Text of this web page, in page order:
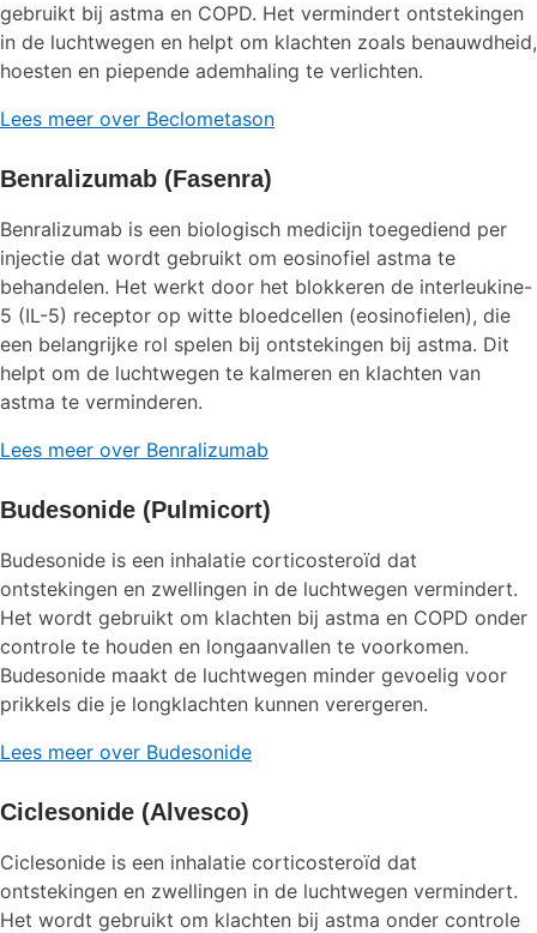
gebruikt bij astma en COPD. Het vermindert ontstekingen
in de luchtwegen en helpt om klachten zoals benauwdheid,
hoesten en piepende ademhaling te verlichten.
Lees meer over Beclometason
Benralizumab (Fasenra)
Benralizumab is een biologisch medicijn toegediend per
injectie dat wordt gebruikt om eosinofiel astma te
behandelen. Het werkt door het blokkeren de interleukine-
5 (IL-5) receptor op witte bloedcellen (eosinofielen), die
een belangrijke rol spelen bij ontstekingen bij astma. Dit
helpt om de luchtwegen te kalmeren en klachten van
astma te verminderen.
Lees meer over Benralizumab
Budesonide (Pulmicort)
Budesonide is een inhalatie corticosteroïd dat
ontstekingen en zwellingen in de luchtwegen vermindert.
Het wordt gebruikt om klachten bij astma en COPD onder
controle te houden en longaanvallen te voorkomen.
Budesonide maakt de luchtwegen minder gevoelig voor
prikkels die je longklachten kunnen verergeren.
Lees meer over Budesonide
Ciclesonide (Alvesco)
Ciclesonide is een inhalatie corticosteroïd dat
ontstekingen en zwellingen in de luchtwegen vermindert.
Het wordt gebruikt om klachten bij astma onder controle